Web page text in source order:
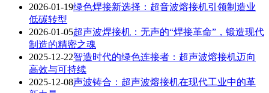
2026-01-19绿色焊接新选择：超音波熔接机引领制造业
低碳转型
2026-01-05超声波焊接机：无声的“焊接革命”，锻造现代
制造的精密之魂
2025-12-22智造时代的绿色连接者：超声波熔接机迈向
高效与可持续
2025-12-08声波铸合：超声波熔接机在现代工业中的革